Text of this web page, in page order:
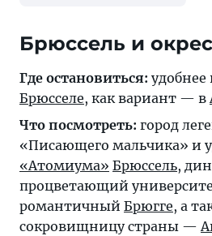
Брюссель и
Где остановиться: удобнее
Брюсселе, как вариант — в
Что посмотреть: город
«Писающего мальчика» и
«Атомиума» Брюссель,
процветающий
романтичный Брюгге, а
сокровищницу страны —